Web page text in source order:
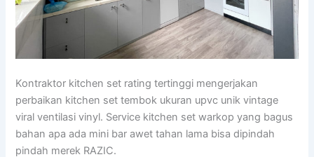
Kontraktor kitchen set rating tertinggi mengerjakan
perbaikan kitchen set tembok ukuran upvc unik vintage
viral ventilasi vinyl. Service kitchen set warkop yang bagus
bahan apa ada mini bar awet tahan lama bisa dipindah
pindah merek RAZIC.